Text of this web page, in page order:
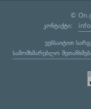
©
კონტაქტი:
ვებსაიტით
სამომხმარებლო